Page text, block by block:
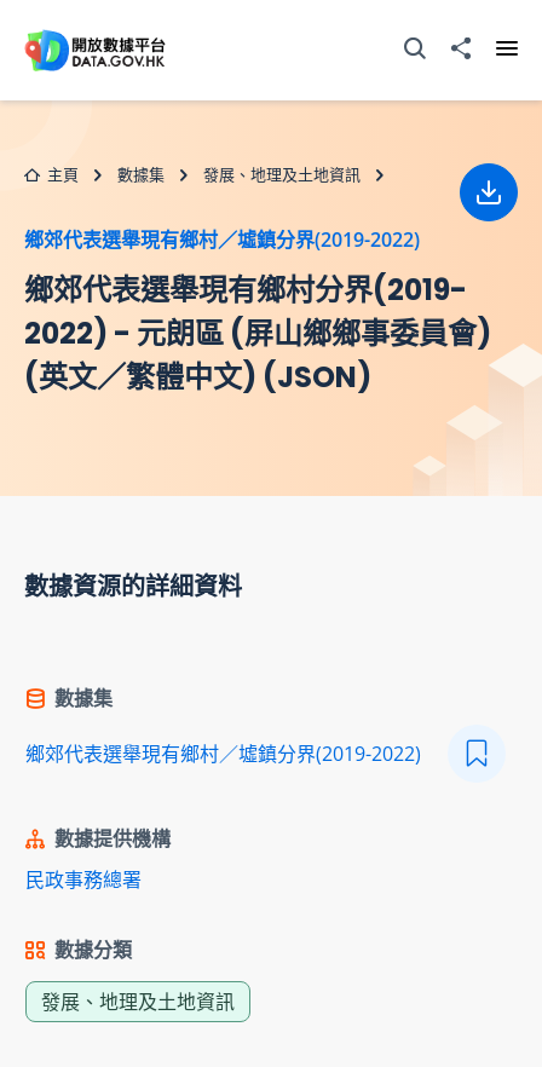
打開搜尋器分享至
主頁 數據集 發展、地理及土地資訊
鄉郊代表選舉現有鄉村／墟鎮分界(2019-2022)
鄉郊代表選舉現有鄉村分界(2019-
2022) - 元朗區 (屏山鄉鄉事委員會)
(英文／繁體中文) (JSON)
下載
數據資源的詳細資料
數據集
鄉郊代表選舉現有鄉村／墟鎮分界(2019-2022)
數據提供機構
民政事務總署
數據分類
發展、地理及土地資訊